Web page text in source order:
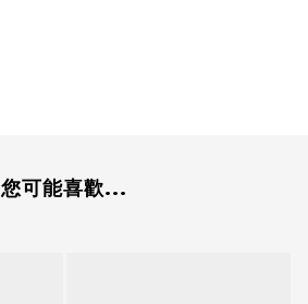
您可能喜歡...